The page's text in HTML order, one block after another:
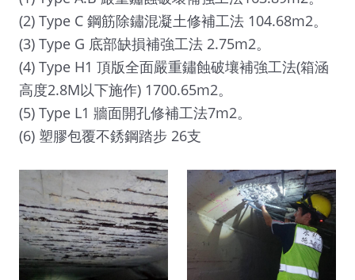
(2) Type C 鋼筋除鏽混凝土修補工法 104.68m2。
(3) Type G 底部缺損補強工法 2.75m2。
(4) Type H1 頂版全面嚴重鏽蝕破壤補強工法(箱涵
高度2.8M以下施作) 1700.65m2。
(5) Type L1 牆面開孔修補工法7m2。
(6) 塑膠包覆不銹鋼踏步 26支